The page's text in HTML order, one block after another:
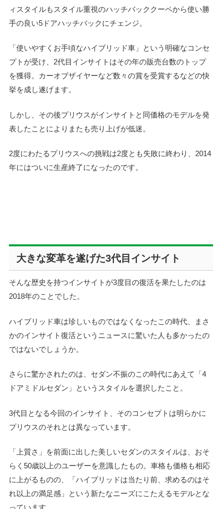
ィスタイルもスタイル重視のハッチバッククーペから使い勝
手の良い5ドアハッチバックにチェンジ。
「使いやすくお手頃なハイブリッド車」という明確なコンセ
プトが受け、2代目インサイトはその年の販売台数のトップ
を獲得。カーオブザイヤーなど数々の賞を受賞するなどの快
挙を成し遂げます。
しかし、その後プリウスがインサイトと同価格のモデルを発
表したことによりまたも売り上げが低迷。
2度にわたるプリウスへの挑戦は2度とも失敗に終わり、2014
年にはついに生産終了になったのです。
大きな変革を遂げた3代目インサイト
そんな歴史を持つインサイトが3度目の復活を果たしたのは
2018年のことでした。
ハイブリッド車は珍しいものではなくなったこの時代、まさ
かのインサイト復活というニュースに驚いた人も多かったの
ではないでしょうか。
さらに驚かされたのは、セダン不振のこの時代にあえて「4
ドアミドルセダン」というスタイルを選択したこと。
3代目となる今回のインサイト、そのコンセプトは明らかに
プリウスのそれとは異なっています。
「上質さ」を前面に出した美しいセダンのスタイルは、おそ
らく50歳以上のユーザーを意識したもの。車格も価格も相応
に上がるものの、「ハイブリッドは当たり前、求めるのはそ
れ以上の満足感」という新たなニーズにこたえるモデルとな
っています。